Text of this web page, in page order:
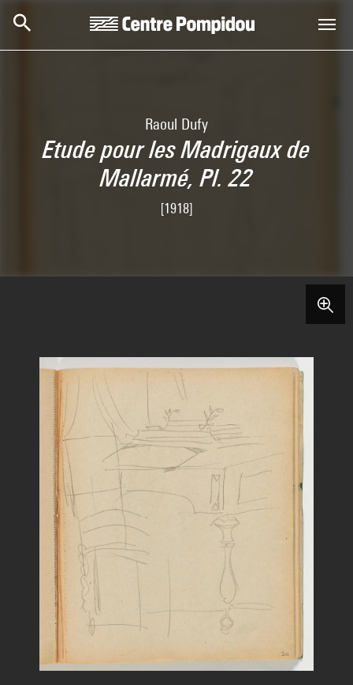
Raoul Dufy
Etude pour les Madrigaux de
Mallarmé, Pl. 22
[1918]